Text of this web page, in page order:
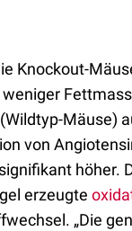
Knockout-
Mäuse)
von
höher.
erzeugte
„Die